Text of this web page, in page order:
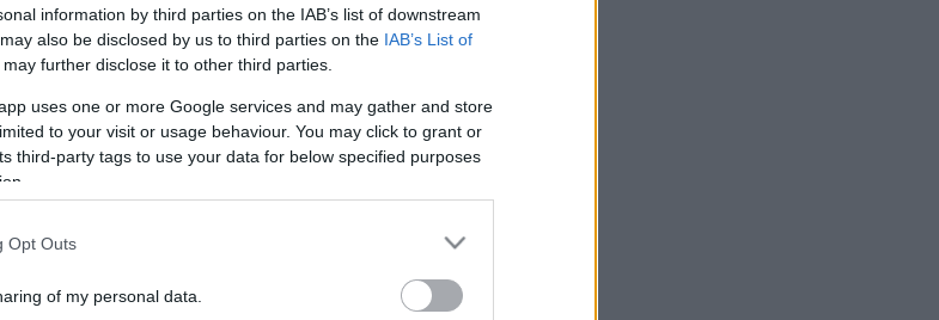
information by third parties on the IAB’s list of downstream
also be disclosed by us to third parties on the IAB’s List of
further disclose it to other third parties.
uses one or more Google services and may gather and store
to your visit or usage behaviour. You may click to grant or
third-party tags to use your data for below specified purposes
Opt Outs
of my personal data.